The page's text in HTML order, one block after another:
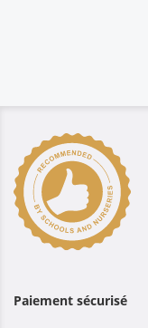
Paiement sécurisé